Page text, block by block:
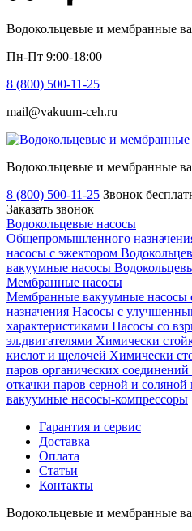
Водокольцевые и мембранные
Пн-Пт 9:00-18:00
8 (800) 500-11-25
mail@vakuum-ceh.ru
Водокольцевые и мембранные
8 (800) 500-11-25 Звонок
Заказать звонок
Водокольцевые насосы
Общепромышленного
насосы с эжектором
вакуумные насосы
Мембранные насосы
Мембранные вакуумные
назначения Насосы с
характеристиками Насосы со
эл.двигателями Химически
кислот и щелочей Химически
паров органических соединений
откачки паров серной и соляной
вакуумные насосы-компрессоры
Гарантия и сервис
Доставка
Оплата
Статьи
Контакты
Водокольцевые и мембранные